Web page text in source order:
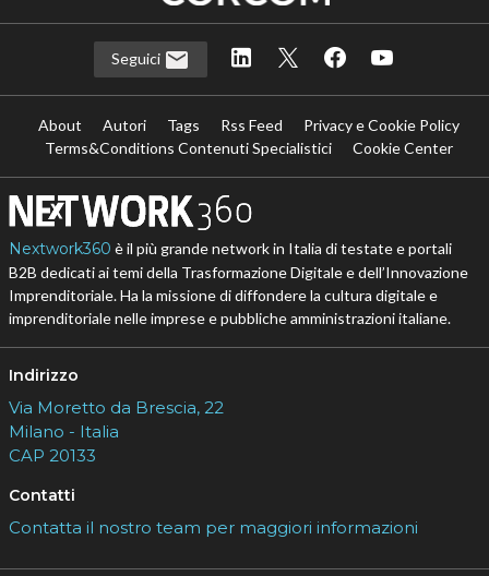
Seguici
About Autori Tags Rss Feed
Privacy e Cookie Policy
Terms&Conditions Contenuti Specialistici
Cookie Center
Nextwork360 è il più grande network in Italia di testate e portali
B2B dedicati ai temi della Trasformazione Digitale e dell’Innovazione
Imprenditoriale. Ha la missione di diffondere la cultura digitale e
imprenditoriale nelle imprese e pubbliche amministrazioni italiane.
Indirizzo
Via Moretto da Brescia, 22
Milano - Italia
CAP 20133
Contatti
Contatta il nostro team per maggiori informazioni